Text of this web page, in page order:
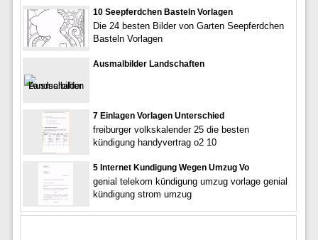
10 Seepferdchen Basteln Vorlagen
Die 24 besten Bilder von Garten Seepferdchen
Basteln Vorlagen
Ausmalbilder Landschaften
7 Einlagen Vorlagen Unterschied
freiburger volkskalender 25 die besten
kündigung handyvertrag o2 10
5 Internet Kundigung Wegen Umzug Vo
genial telekom kündigung umzug vorlage genial
kündigung strom umzug